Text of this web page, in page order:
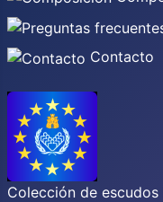
Contacto
Colección de